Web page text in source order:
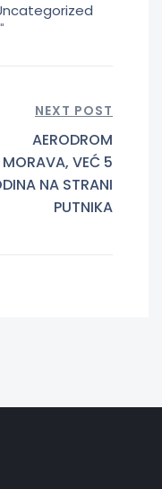
"
NEXT POST
AERODROM
MORAVA, VEĆ 5
NA STRANI
PUTNIKA